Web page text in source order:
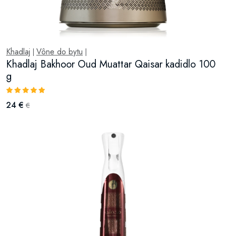
Khadlaj Vône do bytu
Khadlaj Bakhoor Oud Muattar Qaisar kadidlo 100
g
24 € €